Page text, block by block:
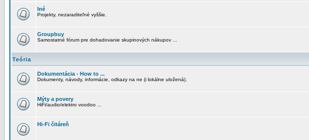
Iné
Projekty, nezaraditeľné vyššie.
Groupbuy
Samostatné fórum pre dohadovanie skupinových nákupov ...
Teória
Dokumentácia - How to ...
Dokumenty, návody, informácie, odkazy na ne (i lokálne uložená).
Mýty a povery
HiFi/audio/elektro voodoo ...
Hi-Fi čitáreň